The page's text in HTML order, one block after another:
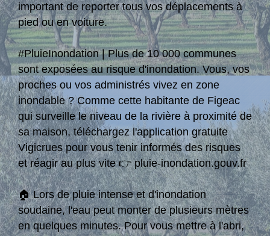
important de reporter tous vos déplacements à
pied ou en voiture.
#PluieInondation | Plus de 10 000 communes
sont exposées au risque d'inondation. Vous, vos
proches ou vos administrés vivez en zone
inondable ? Comme cette habitante de Figeac
qui surveille le niveau de la rivière à proximité de
sa maison, téléchargez l'application gratuite
Vigicrues pour vous tenir informés des risques
et réagir au plus vite 👉 pluie-inondation.gouv.fr
🏠 Lors de pluie intense et d'inondation
soudaine, l'eau peut monter de plusieurs mètres
en quelques minutes. Pour vous mettre à l'abri,